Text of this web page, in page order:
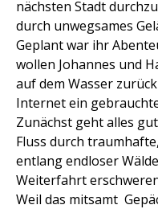
nächsten Stadt
durch unwegsames
Geplant war ihr
wollen Johannes und
auf dem Wasser
Internet ein
Zunächst geht alles
Fluss durch
entlang endloser
Weiterfahrt
Weil das mitsamt